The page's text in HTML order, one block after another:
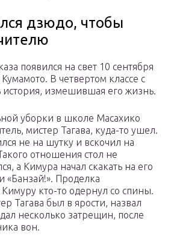
дзюдо, чтобы
появился на свет 10 сентября
В четвертом классе с
измешившая его жизнь.
уборки в школе Масахико
мистер Тагава, куда-то ушел.
не на шутку и вскочил на
отношения стол не
а Кимура начал скакать на его
«Банзай!». Проделка
Кимуру кто-то одернул со спины.
Тагава был в ярости, назвал
несколько затрещин, после
вон.